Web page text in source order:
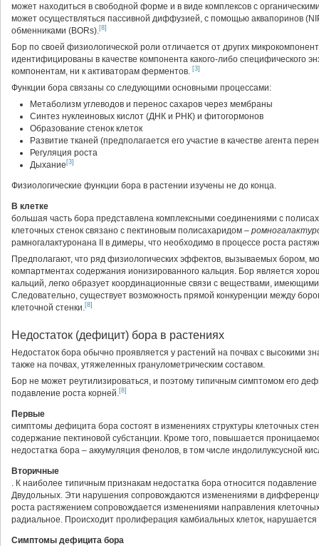
может находиться в свободной форме и в виде комплексов с
может осуществляться пассивной диффузией, с помощью аквапоринов
обменниками (BORs).[8]
Бор по своей физиологической роли отличается от других
идентифицированы в качестве компонента какого-либо специфического
компонентам, ни к активаторам ферментов. [3]
Функции бора связаны со следующими основными процессами:
Метаболизм углеводов и перенос сахаров через мембраны
Синтез нуклеиновых кислот (ДНК и РНК) и фитогормонов
Образование стенок клеток
Развитие тканей (предполагается его участие в качестве агента
Регуляция роста
Дыхание [3]
Физиологические функции бора в растении изучены не до конца.
В клетке
большая часть бора представлена комплексными соединениями с
клеточных стенок связано с пектиновым полисахаридом –
рамногалактуронана II в димеры, что необходимо в процессе роста
Предполагают, что ряд физиологических эффектов, вызываемых бором,
компартментах содержания ионизированного кальция. Бор является
кальций, легко образует координационные связи с веществами,
Следовательно, существует возможность прямой конкуренции между
клеточной стенки.[8]
Недостаток (дефицит) бора в растениях
Недостаток бора обычно проявляется у растений на почвах с высокими
также на почвах, утяжеленных гранулометрическим составом.
Бор не может реутилизироваться, и поэтому типичным симптомом его
подавление роста корней.[8]
Первые
симптомы дефицита бора состоят в изменениях структуры клеточных
содержание пектиновой субстанции. Кроме того, повышается
недостатка бора – аккумуляция фенолов, в том числе индолилуксусной
Вторичные
. К наиболее типичным признакам недостатка бора относится
Двудольных. Эти нарушения сопровождаются изменениями в
роста растяжением сопровождается изменениями направления
радиальное. Происходит пролиферация камбиальных клеток,
Симптомы дефицита бора